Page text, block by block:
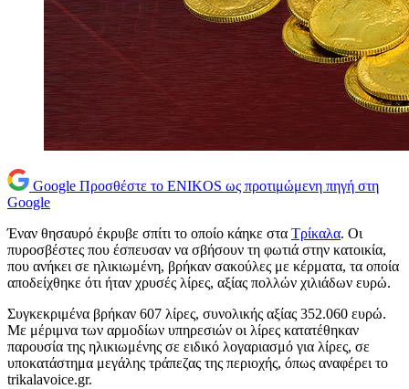
Google Προσθέστε το ENIKOS ως προτιμώμενη πηγή στη
Google
Έναν θησαυρό έκρυβε σπίτι το οποίο κάηκε στα Τρίκαλα. Οι
πυροσβέστες που έσπευσαν να σβήσουν τη φωτιά στην κατοικία,
που ανήκει σε ηλικιωμένη, βρήκαν σακούλες με κέρματα, τα οποία
αποδείχθηκε ότι ήταν χρυσές λίρες, αξίας πολλών χιλιάδων ευρώ.
Συγκεκριμένα βρήκαν 607 λίρες, συνολικής αξίας 352.060 ευρώ.
Με μέριμνα των αρμοδίων υπηρεσιών οι λίρες κατατέθηκαν
παρουσία της ηλικιωμένης σε ειδικό λογαριασμό για λίρες, σε
υποκατάστημα μεγάλης τράπεζας της περιοχής, όπως αναφέρει το
trikalavoice.gr.